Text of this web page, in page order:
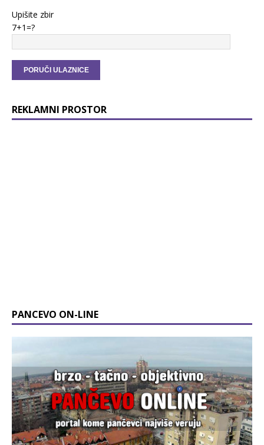
Upišite zbir
7+1=?
REKLAMNI PROSTOR
PANCEVO ON-LINE